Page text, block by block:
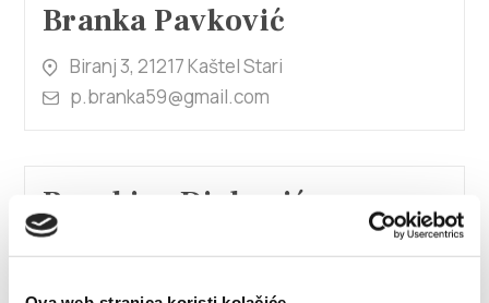
Branka Pavković
Biranj 3, 21217 Kaštel Stari
p.branka59@gmail.com
Brankica Divković
Mišković